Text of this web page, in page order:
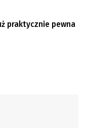
praktycznie pewna